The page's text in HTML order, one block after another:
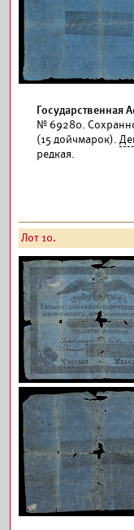
Государственная
№ 69280.
(15 дойчмарок).
редкая.
Лот 10.